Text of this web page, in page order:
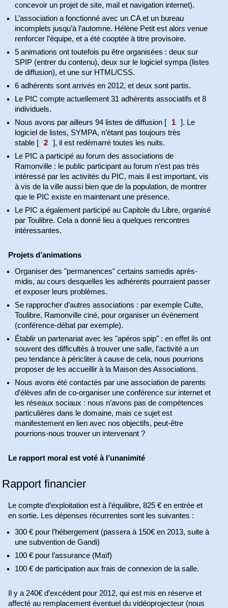
concevoir un projet de site, mail et navigation internet).
L’association a fonctionné avec un CA et un bureau
incomplets jusqu’à l’automne. Hélène Petit est alors venue
renforcer l’équipe, et a été cooptée à titre provisoire.
5 animations ont toutefois pu être organisées : deux sur
SPIP (entrer du contenu), deux sur le logiciel sympa (listes
de diffusion), et une sur HTML/CSS.
6 adhérents sont arrivés en 2012, et deux sont partis.
Le PIC compte actuellement 31 adhérents associatifs et 8
individuels.
Nous avons par ailleurs 94 listes de diffusion [ 1 ]. Le
logiciel de listes, SYMPA, n’étant pas toujours très
stable [ 2 ], il est redémarré toutes les nuits.
Le PIC a participé au forum des associations de
Ramonville : le public participant au forum n’est pas très
intéressé par les activités du PIC, mais il est important, vis
à vis de la ville aussi bien que de la population, de montrer
que le PIC existe en maintenant une présence.
Le PIC a également participé au Capitole du Libre, organisé
par Toulibre. Cela a donné lieu a quelques rencontres
intéressantes.
Projets d’animations
Organiser des "permanences" certains samedis après-
midis, au cours desquelles les adhérents pourraient passer
et exposer leurs problèmes.
Se rapprocher d’autres associations : par exemple Culte,
Toulibre, Ramonville ciné, pour organiser un évènement
(conférence-débat par exemple).
Établir un partenariat avec les "apéros spip" : en effet ils ont
souvent des difficultés à trouver une salle, l’activité a un
peu tendance à péricliter à cause de cela, nous pourrions
proposer de les accueillir à la Maison des Associations.
Nous avons été contactés par une association de parents
d’élèves afin de co-organiser une conférence sur internet et
les réseaux sociaux : nous n’avons pas de compétences
particulières dans le domaine, mais ce sujet est
manifestement en lien avec nos objectifs, peut-être
pourrions-nous trouver un intervenant ?
Le rapport moral est voté à l’unanimité
Rapport financier
Le compte d’exploitation est à l’équilibre, 825 € en entrée et
en sortie. Les dépenses récurrentes sont les suivantes :
300 € pour l’hébergement (passera à 150€ en 2013, suite à
une subvention de Gandi)
100 € pour l’assurance (Maïf)
100 € de participation aux frais de connexion de la salle.
Il y a 240€ d’excédent pour 2012, qui est mis en réserve et
affecté au remplacement éventuel du vidéoprojecteur (nous